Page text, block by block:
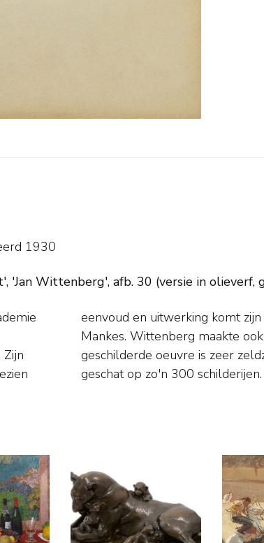
1930
'Jan Wittenberg', afb. 30 (versie in
Jan
geschat op zo'n 300 schilderijen.